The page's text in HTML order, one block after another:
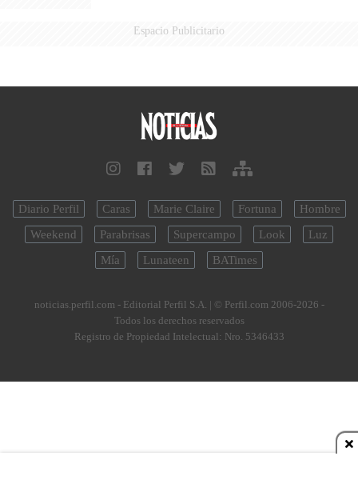
Espacio Publicitario
Diario Perfil Caras Marie Claire Fortuna
Hombre
Weekend
Parabrisas Supercampo Look
Luz
Mía
Lunateen BATimes
noticias.perfil.com - Editorial Perfil S.A. | © Perfil.com 2006-2026 -
Todos los derechos reservados
Registro de Propiedad Intelectual: Nro. 5346433